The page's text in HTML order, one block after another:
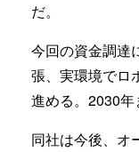
だ。
今回の資金調達
張、実環境でロ
進める。2030年
同社は今後、オ